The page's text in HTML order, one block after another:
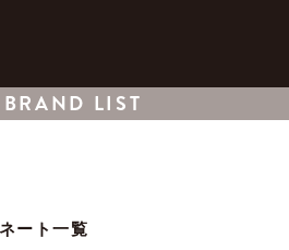
BRAND LIST
ート一覧